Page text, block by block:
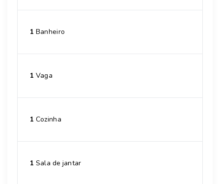
1 Banheiro
1 Vaga
1 Cozinha
1 Sala de jantar